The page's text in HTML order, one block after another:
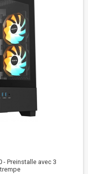
- Preinstalle avec 3